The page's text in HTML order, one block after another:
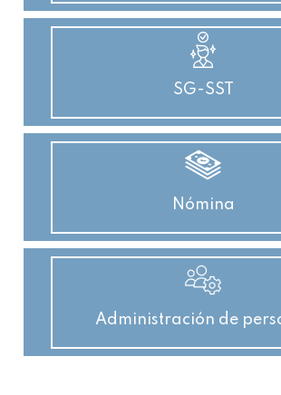
SG-SST
Nómina
Administración de